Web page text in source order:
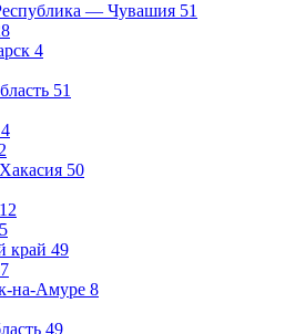
— Чувашия 51
4
51
4
2
50
12
5
край 49
на-Амуре 8
49